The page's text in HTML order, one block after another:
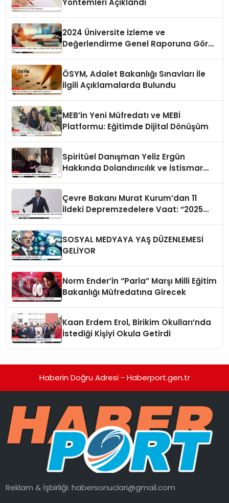
2024 Üniversite İzleme ve
Değerlendirme Genel Raporuna Göre
ÖSYM, Adalet Bakanlığı Sınavları İle
İlgili Açıklamalarda Bulundu
MEB’in Yeni Müfredatı ve MEBİ
Platformu: Eğitimde Dijital Dönüşüm
Spiritüel Danışman Yeliz Ergün
Hakkında Dolandırıcılık ve İstismar
Çevre Bakanı Murat Kurum’dan 11
İldeki Depremzedelere Vaat: “2025
SOSYAL MEDYAYA YAŞ DÜZENLEMESİ
GELİYOR
Norm Ender’in “Parla” Marşı Milli Eğitim
Bakanlığı Müfredatına Girecek
Kaan Erdem Erol, Birikim Okulları’nda
İstediği Kişiyi Okula Getirdi
Haberin Doğru Adresi - Haberport.gen.tr
Reklam & İşbirliği:habersonuclari@gmail.com